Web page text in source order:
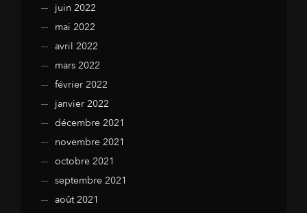
juin 2022
mai 2022
avril 2022
mars 2022
février 2022
janvier 2022
décembre 2021
novembre 2021
octobre 2021
septembre 2021
août 2021